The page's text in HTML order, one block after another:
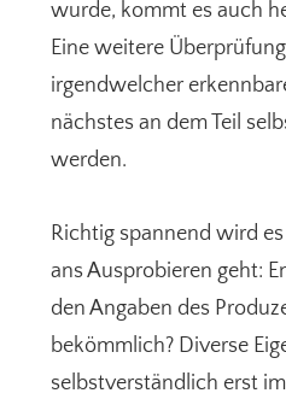
wurde, kommt es auch
Eine weitere
irgendwelcher
nächstes an dem Teil
werden.
Richtig spannend wird
ans Ausprobieren geht:
den Angaben des
bekömmlich? Diverse
selbstverständlich erst